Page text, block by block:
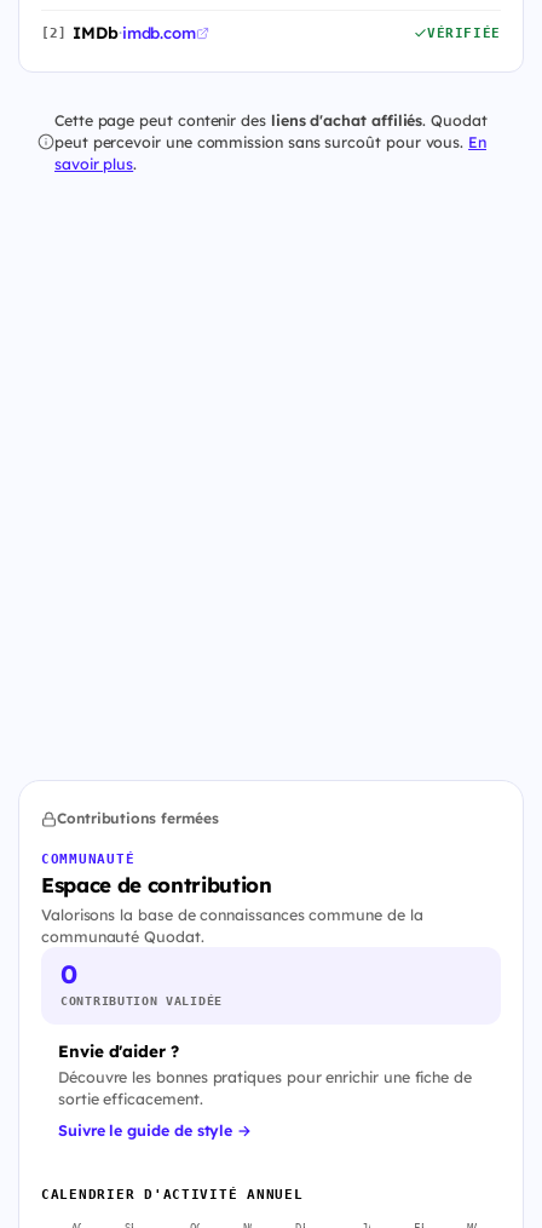
[2] IMDb·imdb.com VÉRIFIÉE
Cette page peut contenir des liens d'achat affiliés. Quodat
peut percevoir une commission sans surcoût pour vous. En
savoir plus.
Contributions fermées
COMMUNAUTÉ
Espace de contribution
Valorisons la base de connaissances commune de la
communauté Quodat.
0
CONTRIBUTION VALIDÉE
Envie d'aider ?
Découvre les bonnes pratiques pour enrichir une fiche de
sortie efficacement.
Suivre le guide de style →
CALENDRIER D'ACTIVITÉ ANNUEL